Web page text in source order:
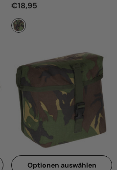
€18,95
Optionen auswählen